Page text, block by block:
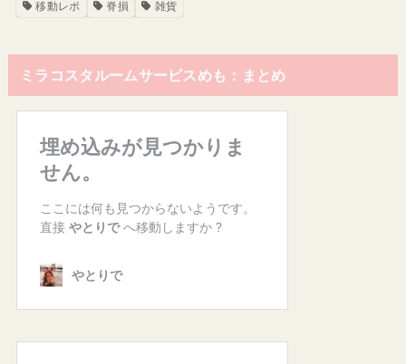
移動レポ 脊損 雑貨
ミラコスタルームサービスめも：まとめ